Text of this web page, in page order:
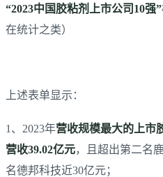
“2023中国胶粘剂上市公司10强”
在统计之类）
上述表单显示：
1、2023年营收规模最大的上市
营收39.02亿元，且超出第二名
名德邦科技近30亿元；